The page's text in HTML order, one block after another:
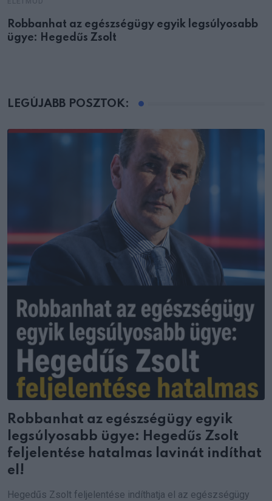
Robbanhat az egészségügy egyik legsúlyosabb
ügye: Hegedűs Zsolt
LEGÚJABB POSZTOK:
Robbanhat az egészségügy egyik
legsúlyosabb ügye: Hegedűs Zsolt
feljelentése hatalmas lavinát indíthat
el!
Hegedűs Zsolt feljelentése indíthatja el az egészségügy